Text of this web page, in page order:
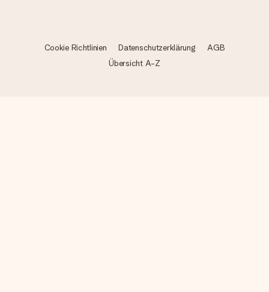
Cookie Richtlinien Datenschutzerklärung
AGB
Übersicht A-Z